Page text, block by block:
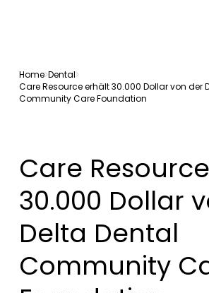
Home Dental
Care Resource erhält 30.000 Dollar von der
Community Care Foundation
Care
30.000 Dollar
Delta Dental
Community